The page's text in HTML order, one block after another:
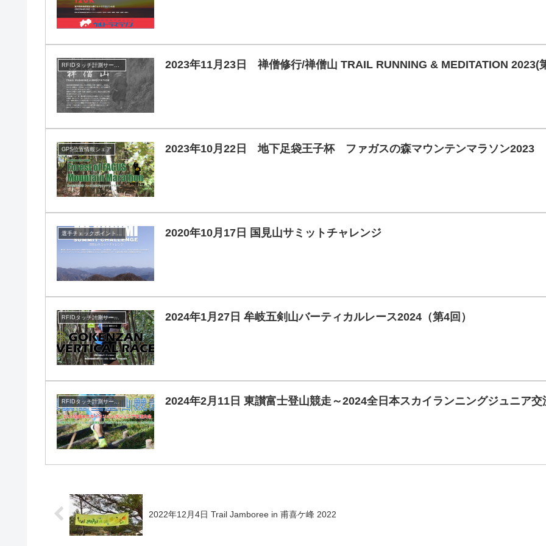
2023年11月23日 禅僧修行/禅僧山 TRAIL RUNNING & MEDITATION 2023(
GPS位置情報シェア 2023年10月22日 地下足袋王子杯 ファガスの森マウンテンマラソン2023
2020年10月17日 国見山サミットチャレンジ
RFIDタッチ計測サービス 2024年1月27日 牟岐五剣山バーティカルレース2024（第4回）
RFIDタッチ計測サービス 2024年2月11日 東讃富士登山競走～2024全日本スカイランニングジュニア交
2022年12月4日 Trail Jamboree in 甫喜ケ峰 2022